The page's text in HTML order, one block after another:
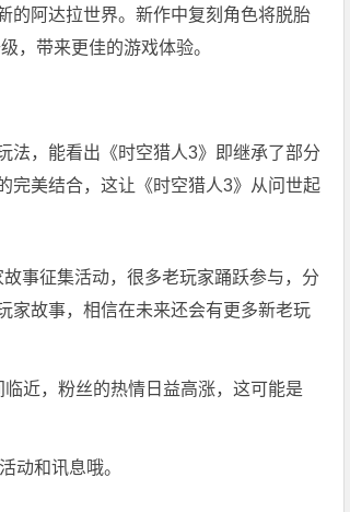
的阿达拉世界。新作中复刻角色将脱胎
，带来更佳的游戏体验。
法，能看出《时空猎人3》即继承了部分
完美结合，这让《时空猎人3》从问世起
事征集活动，很多老玩家踊跃参与，分
家故事，相信在未来还会有更多新老玩
近，粉丝的热情日益高涨，这可能是
动和讯息哦。